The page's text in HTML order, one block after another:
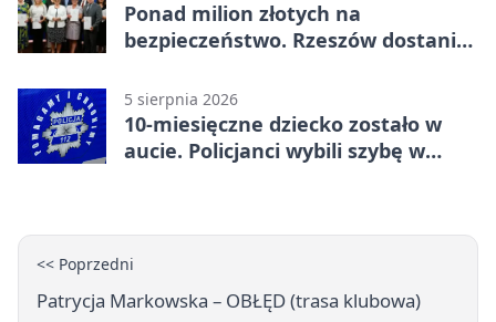
Ponad milion złotych na
bezpieczeństwo. Rzeszów dostanie
5 sierpnia 2026
10-miesięczne dziecko zostało w
aucie. Policjanci wybili szybę w
<< Poprzedni
Patrycja Markowska – OBŁĘD (trasa klubowa)